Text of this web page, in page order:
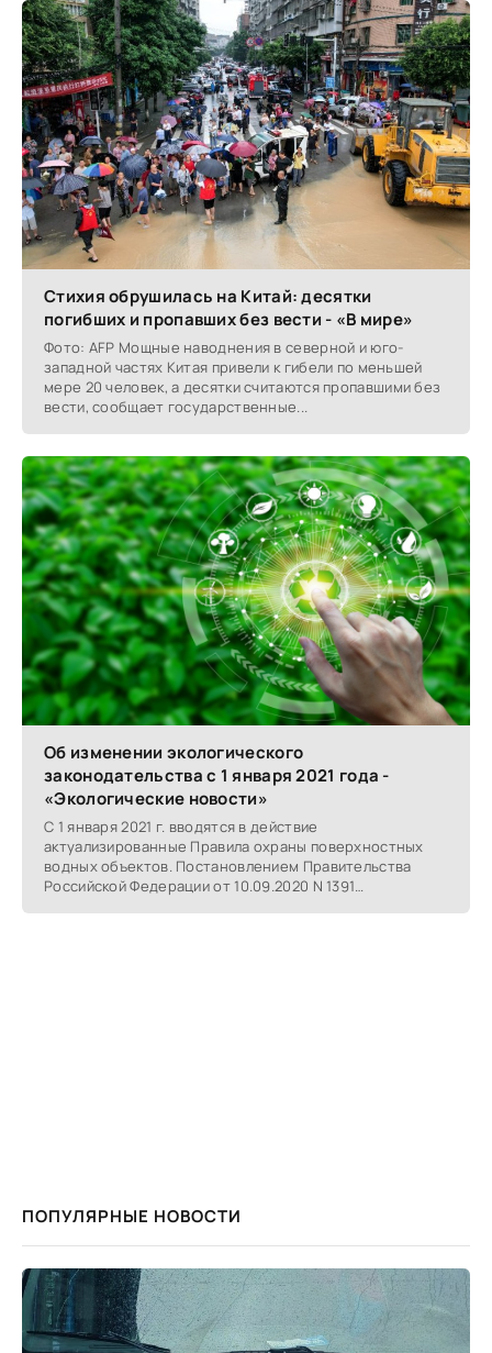
Стихия обрушилась на Китай: десятки
погибших и пропавших без вести - «В мире»
Фото: AFP Мощные наводнения в северной и юго-
западной частях Китая привели к гибели по меньшей
мере 20 человек, а десятки считаются пропавшими без
вести, сообщает государственные...
Об изменении экологического
законодательства с 1 января 2021 года -
«Экологические новости»
С 1 января 2021 г. вводятся в действие
актуализированные Правила охраны поверхностных
водных объектов. Постановлением Правительства
Российской Федерации от 10.09.2020 N 1391
ПОПУЛЯРНЫЕ НОВОСТИ